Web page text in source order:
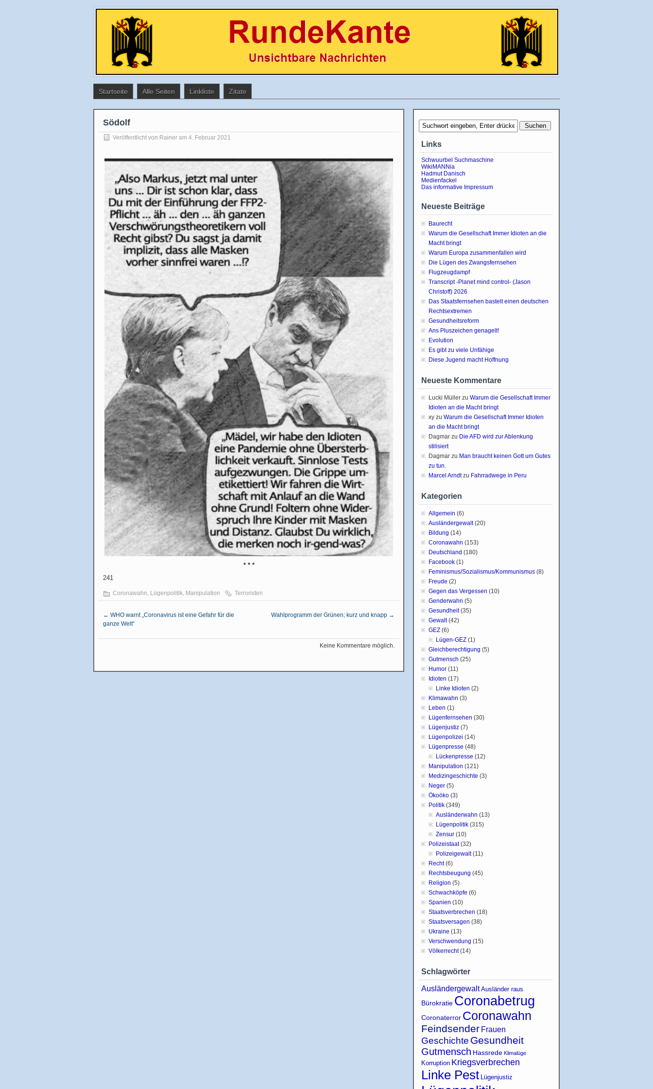
Startseite Alle Seiten Linkliste Zitate
Södolf
Veröffentlicht von Rainer am 4. Februar 2021
* * *
241
Coronawahn Lügenpolitik Manipulation Terroristen
← WHO warnt „Coronavirus ist eine Gefahr für die
ganze Welt“
Wahlprogramm der Grünen; kurz und knapp →
Keine Kommentare möglich.
Links
Schwuurbel Suchmaschine
WikiMANNia
Hadmut Danisch
Medienfackel
Das informative Impressum
Neueste Beiträge
Baurecht
Warum die Gesellschaft Immer Idioten an die
Macht bringt
Warum Europa zusammenfallen wird
Die Lügen des Zwangsfernsehen
Flugzeugdampf
Transcript -Planet mind control- (Jason
Christoff) 2026
Das Staatsfernsehen bastelt einen deutschen
Rechtsextremen
Gesundheitsreform
Ans Pluszeichen genagelt!
Evolution
Es gibt zu viele Unfähige
Diese Jugend macht Hoffnung
Neueste Kommentare
Lucki Müller zu Warum die Gesellschaft Immer
Idioten an die Macht bringt
xy zu Warum die Gesellschaft Immer Idioten
an die Macht bringt
Dagmar zu Die AFD wird zur Ablenkung
stilisiert
Dagmar zu Man braucht keinen Gott um Gutes
zu tun.
Marcel Arndtzu Fahrradwege in Peru
Kategorien
Allgemein (6)
Ausländergewalt(20)
Bildung (14)
Coronawahn (153)
Deutschland (180)
Facebook (1)
Feminismus/Sozialismus/Kommunismus (8)
Freude (2)
Gegen das Vergessen (10)
Genderwahn (5)
Gesundheit(35)
Gewalt(42)
GEZ (6)
Lügen-GEZ (1)
Gleichberechtigung (5)
Gutmensch (25)
Humor (11)
Idioten (17)
Linke Idioten (2)
Klimawahn (3)
Leben (1)
Lügenfernsehen (30)
Lügenjustiz (7)
Lügenpolizei (14)
Lügenpresse (48)
Lückenpresse (12)
Manipulation (121)
Medizingeschichte (3)
Neger (5)
Ökoöko (3)
Politik (349)
Ausländerwahn (13)
Lügenpolitik (315)
Zensur (10)
Polizeistaat(32)
Polizeigewalt(11)
Recht(6)
Rechtsbeugung (45)
Religion (5)
Schwachköpfe (6)
Spanien (10)
Staatsverbrechen (18)
Staatsversagen (38)
Ukraine (13)
Verschwendung (15)
Völkerrecht(14)
Schlagwörter
Ausländergewalt Ausländer raus
Bürokratie Coronabetrug
Coronaterror Coronawahn
Feindsender Frauen
Geschichte Gesundheit
Gutmensch Hassrede Klimalüge
Korruption Kriegsverbrechen
Linke Pest Lügenjustiz